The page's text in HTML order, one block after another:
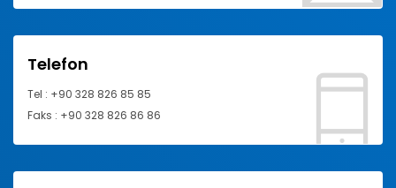
Telefon
Tel : +90 328 826 85 85
Faks : +90 328 826 86 86